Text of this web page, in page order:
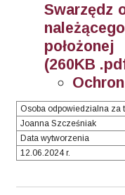
Swarzędz
(260KB
Osoba odpowiedzialna za
Joanna Szcześniak
Data wytworzenia
12.06.2024 r.